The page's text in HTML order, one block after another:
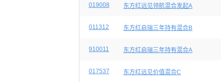
019008 东方红远见领航混合发起A
011312 东方红启瑞三年持有混合B
910011 东方红启瑞三年持有混合A
017537 东方红远见价值混合C